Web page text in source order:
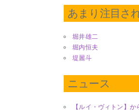
あまり注目さ
堀井雄二
堀内恒夫
堤麗斗
ニュース
【ルイ・ヴィトン】